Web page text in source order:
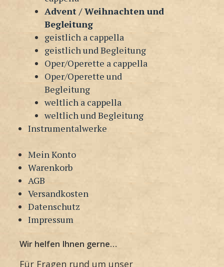
Advent / Weihnachten und
Begleitung
geistlich a cappella
geistlich und Begleitung
Oper/Operette a cappella
Oper/Operette und
Begleitung
weltlich a cappella
weltlich und Begleitung
Instrumentalwerke
Mein Konto
Warenkorb
AGB
Versandkosten
Datenschutz
Impressum
Wir helfen Ihnen gerne…
Für Fragen rund um unser